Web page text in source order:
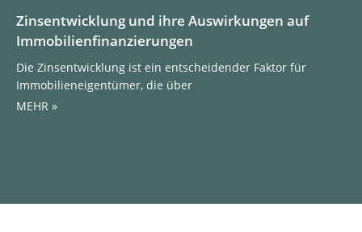
Zinsentwicklung und ihre Auswirkungen auf
Immobilienfinanzierungen
Die Zinsentwicklung ist ein entscheidender Faktor für
Immobilieneigentümer, die über
MEHR »